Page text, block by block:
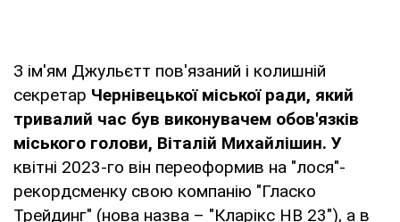
З ім'ям Джульєтт пов'язаний і колишній
секретар Чернівецької міської ради, який
тривалий час був виконувачем обов'язків
міського голови, Віталій Михайлішин. У
квітні 2023-го він переоформив на "лося"-
рекордсменку свою компанію "Гласко
Трейдинг" (нова назва – "Кларікс НВ 23"), а в